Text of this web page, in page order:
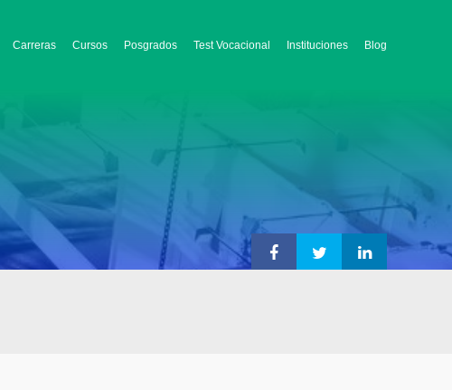
Carreras Cursos Posgrados Test Vocacional Instituciones Blog